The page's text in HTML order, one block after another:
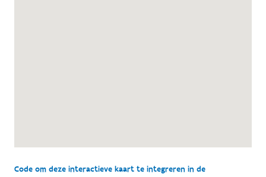
Code om deze interactieve kaart te integreren in de